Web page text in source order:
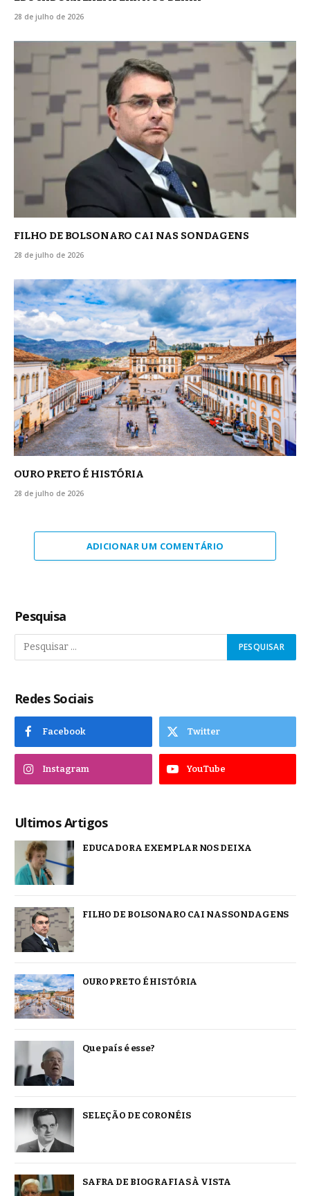
28 de julho de 2026
FILHO DE BOLSONARO CAI NAS SONDAGENS
28 de julho de 2026
OURO PRETO É HISTÓRIA
28 de julho de 2026
ADICIONAR UM COMENTÁRIO
Pesquisa
Redes Sociais
Facebook Twitter
Instagram YouTube
Ultimos Artigos
EDUCADORA EXEMPLAR NOS DEIXA
FILHO DE BOLSONARO CAI NAS SONDAGENS
OURO PRETO É HISTÓRIA
Que país é esse?
SELEÇÃO DE CORONÉIS
SAFRA DE BIOGRAFIAS À VISTA